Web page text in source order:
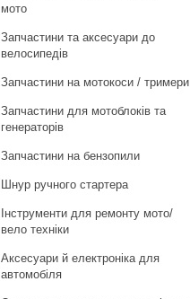
мото
Запчастини та аксесуари до
велосипедів
Запчастини на мотокоси / тримери
Запчастини для мотоблоків та
генераторів
Запчастини на бензопили
Шнур ручного стартера
Інструменти для ремонту мото/
вело техніки
Аксесуари й електроніка для
автомобіля